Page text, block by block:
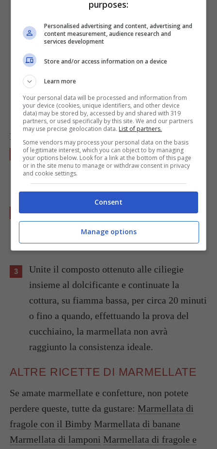
2 bustine di dolcificante
Preparazione
Lavate le ciliegie e snocciolatele.
Trasferitele in una pentola e fatele cuocere
per circa 25 minuti.
Nel frattempo sbucciate le mele e frullatele
acqua).
Unite il composto ottenuto alle ciliegie
insieme al dolcificante e continuate la
cottura, su fiamma bassa, per circa 20 minuti
o fino a quando, effettuando la prova del
cucchiaino, la marmellata non avrà
raggiunto la consistenza ideale.
ALTRE RICETTE DI MARMELLATE
Se amate marmellate e confetture, non potete
perdere queste, tutte da gustare: Marmellata di
fragole con il Bimby Marmellata di banane
Marmellata di lamponi Marmellata di fragole e
purposes:
Personalised advertising and content, advertising and
content measurement, audience research and
services development
Store and/or access information on a device
Learn more
Your personal data will be processed and information from
your device (cookies, unique identifiers, and other device
data) may be stored by, accessed by and shared with 319
partners, or used specifically by this site. We and our partners
may use precise geolocation data. List of partners.
Some vendors may process your personal data on the basis
of legitimate interest, which you can object to by managing
your options below. Look for a link at the bottom of this page
or in the site menu to manage or withdraw consent in privacy
and cookie settings.
Consent
Manage options